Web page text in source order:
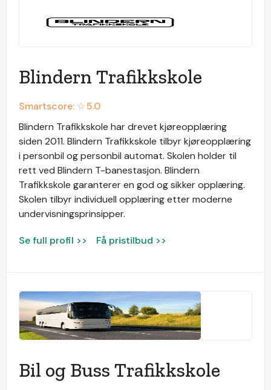
Blindern Trafikkskole
Smartscore: ☆5.0
Blindern Trafikkskole har drevet kjøreopplæring
siden 2011. Blindern Trafikkskole tilbyr kjøreopplæring
i personbil og personbil automat. Skolen holder til
rett ved Blindern T-banestasjon. Blindern
Trafikkskole garanterer en god og sikker opplæring.
Skolen tilbyr individuell opplæring etter moderne
undervisningsprinsipper.
Se full profil >> Få pristilbud >>
Bil og Buss Trafikkskole